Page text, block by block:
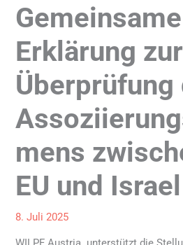
Gemeinsame
Erklärung zur
Überprüfung
mens
EU und Israel
8. Juli 2025